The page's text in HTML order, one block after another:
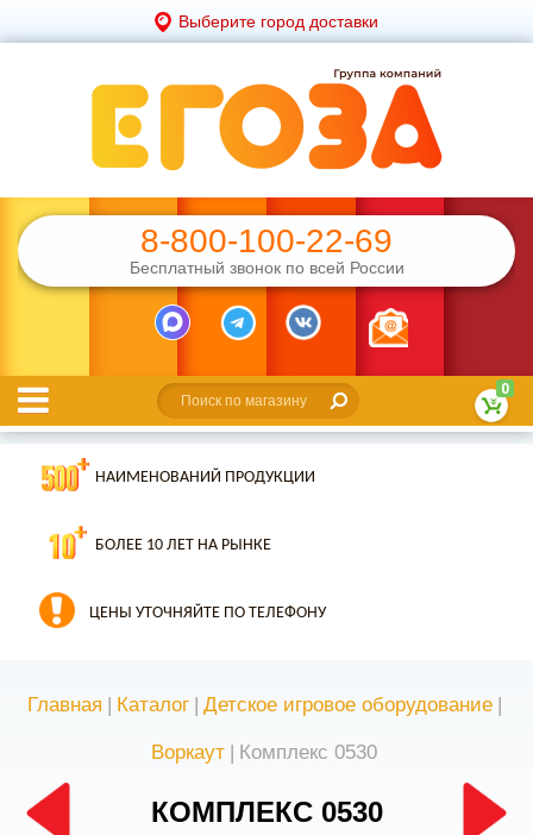
Выберите город доставки
8-800-100-22-69
Бесплатный звонок по всей России
0
НАИМЕНОВАНИЙ ПРОДУКЦИИ
БОЛЕЕ 10 ЛЕТ НА РЫНКЕ
ЦЕНЫ УТОЧНЯЙТЕ ПО ТЕЛЕФОНУ
Главная | Каталог | Детское игровое оборудование |
Воркаут | Комплекс 0530
КОМПЛЕКС 0530